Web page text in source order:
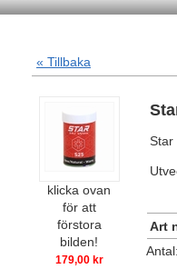
« Tillbaka
klicka ovan
för att
förstora
bilden!
179,00 kr
Star
Art